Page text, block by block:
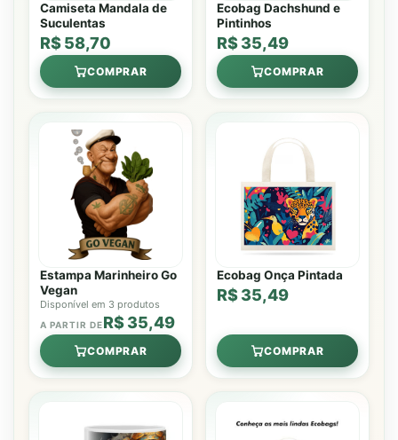
Camiseta Mandala de
Suculentas
R$ 58,70
COMPRAR
Ecobag Dachshund e
Pintinhos
R$ 35,49
COMPRAR
Estampa Marinheiro Go
Vegan
Disponível em 3 produtos
A PARTIR DER$ 35,49
COMPRAR
Ecobag Onça Pintada
R$ 35,49
COMPRAR